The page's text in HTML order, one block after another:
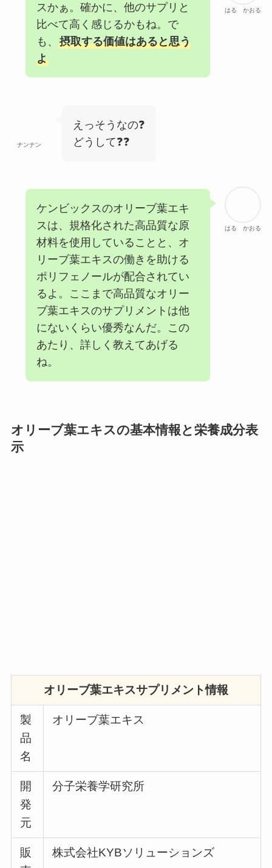
はる かおる
スかぁ。確かに、他のサプリと
比べて高く感じるかもね。で
も、 摂取する価値はあると思う
よ
ナンナン
えっそうなの❓
どうして❓❓
はる かおる
ケンビックスのオリーブ葉エキ
スは、規格化された高品質な原
材料を使用していることと、オ
リーブ葉エキスの働きを助ける
ポリフェノールが配合されてい
るよ。ここまで高品質なオリー
ブ葉エキスのサプリメントは他
にないくらい優秀なんだ。この
あたり、詳しく教えてあげる
ね。
オリーブ葉エキスの基本情報と栄養成分表
示
オリーブ葉エキスサプリメント情報
製
品
名
オリーブ葉エキス
開
発
元
分子栄養学研究所
販
株式会社KYBソリューションズ